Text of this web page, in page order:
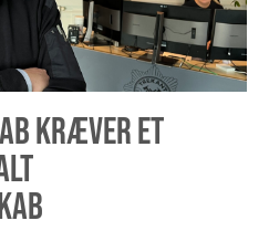
KRÆVER ET